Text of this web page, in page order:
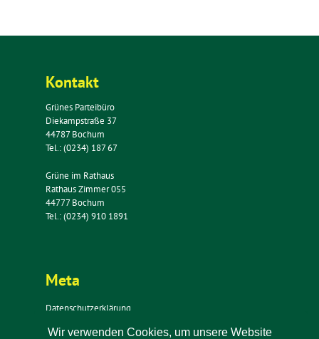
Kontakt
Grünes Parteibüro
Diekampstraße 37
44787 Bochum
Tel.: (0234) 187 67
Grüne im Rathaus
Rathaus Zimmer 055
44777 Bochum
Tel.: (0234) 910 1891
Meta
Datenschutzerklärung
Impressum
Wir verwenden Cookies, um unsere Website